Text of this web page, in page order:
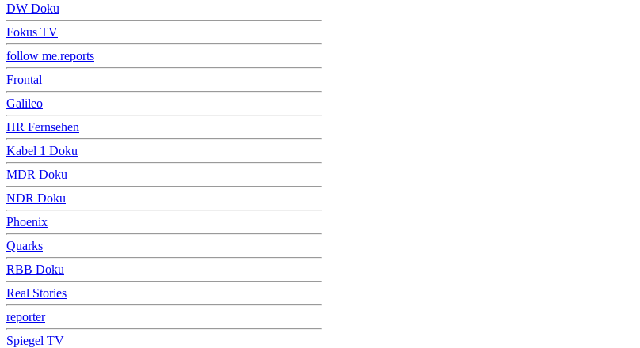
DW Doku
Fokus TV
follow me.reports
Frontal
Galileo
HR Fernsehen
Kabel 1 Doku
MDR Doku
NDR Doku
Phoenix
Quarks
RBB Doku
Real Stories
reporter
Spiegel TV